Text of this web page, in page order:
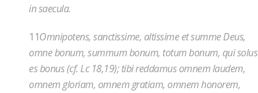
in saecula.
11Omnipotens, sanctissime, altissime et summe Deus,
omne bonum, summum bonum, totum bonum, qui solus
es bonus (cf. Lc 18,19); tibi reddamus omnem laudem,
omnem gloriam, omnem gratiam, omnem honorem,